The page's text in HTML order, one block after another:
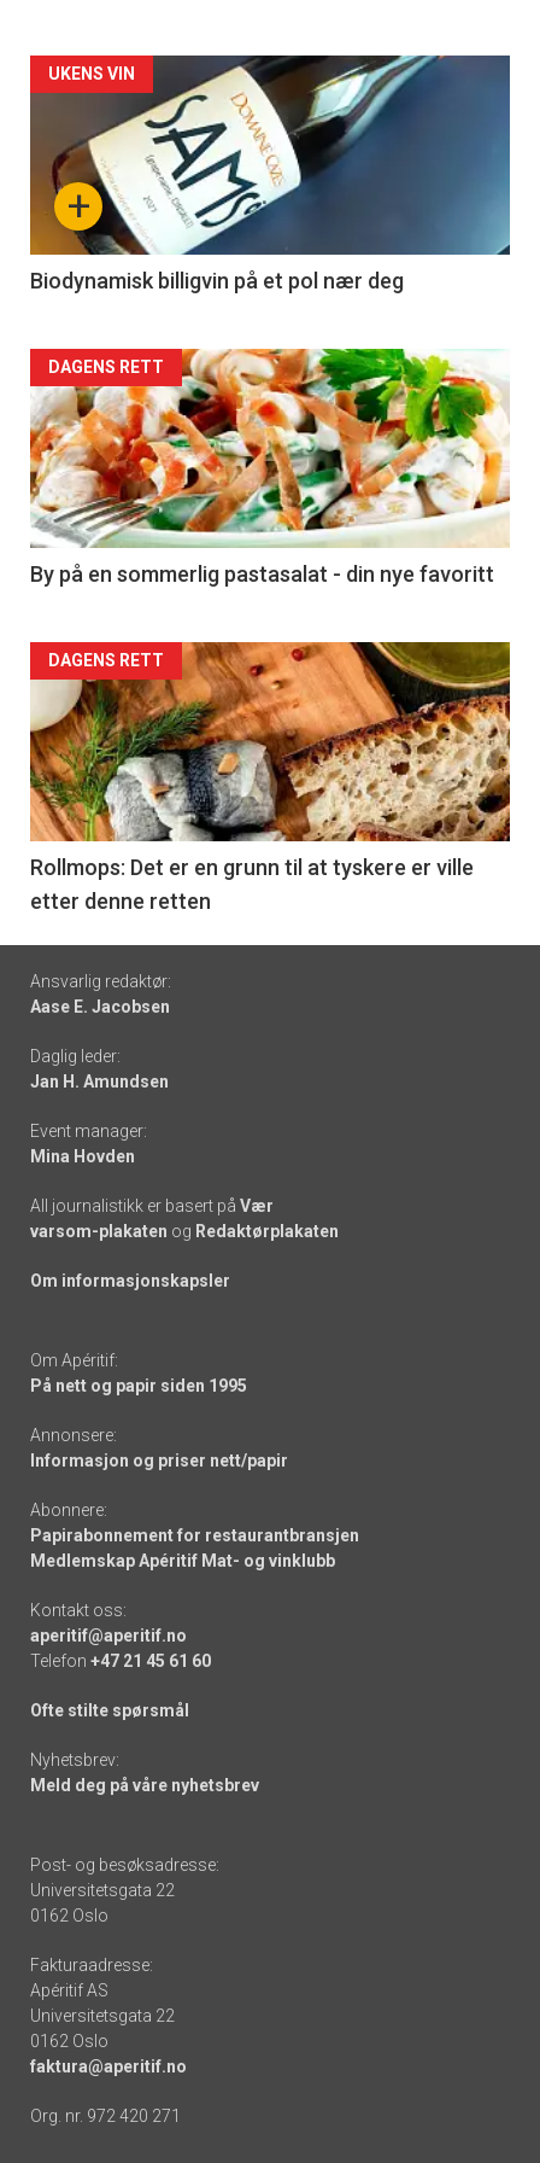
Forsiden
akkurat
nå
4
+
UKENS VIN
Biodynamisk billigvin på et pol nær deg
Forsiden
akkurat
nå
-
5
DAGENS RETT
By på en sommerlig pastasalat - din nye favoritt
Forsiden
akkurat
nå
-
6
DAGENS RETT
Rollmops: Det er en grunn til at tyskere er ville
etter denne retten
Footer
-
links
Ansvarlig redaktør:
Aase E. Jacobsen
Daglig leder:
Jan H. Amundsen
Event manager:
Mina Hovden
All journalistikk er basert på Vær
varsom-plakaten og Redaktørplakaten
Om informasjonskapsler
Om Apéritif:
På nett og papir siden 1995
Annonsere:
Informasjon og priser nett/papir
Abonnere:
Papirabonnement for restaurantbransjen
Medlemskap Apéritif Mat- og vinklubb
Kontakt oss:
aperitif@aperitif.no
Telefon +47 21 45 61 60
Ofte stilte spørsmål
Nyhetsbrev:
Meld deg på våre nyhetsbrev
Post- og besøksadresse:
Universitetsgata 22
0162 Oslo
Fakturaadresse:
Apéritif AS
Universitetsgata 22
0162 Oslo
faktura@aperitif.no
Org. nr. 972 420 271